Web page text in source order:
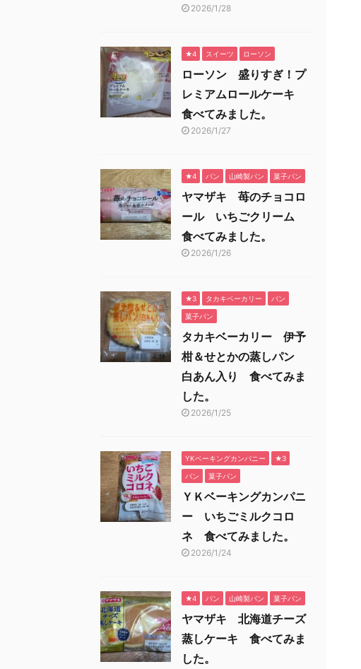
2026/1/28
★4 スイーツ ローソン
ローソン 盛りすぎ！プ
レミアムロールケーキ
食べてみました。
2026/1/27
★4 パン 山崎製パン 菓子パン
ヤマザキ 苺のチョコロ
ール いちごクリーム
食べてみました。
2026/1/26
★3 タカキベーカリー パン
菓子パン
タカキベーカリー 伊予
柑＆せとかの蒸しパン
白あん入り 食べてみま
した。
2026/1/25
YKベーキングカンパニー ★3
パン 菓子パン
ＹＫベーキングカンパニ
ー いちごミルクコロ
ネ 食べてみました。
2026/1/24
★4 パン 山崎製パン 菓子パン
ヤマザキ 北海道チーズ
蒸しケーキ 食べてみま
した。